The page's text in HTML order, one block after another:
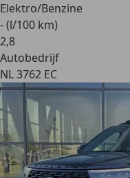
Elektro/Benzine
- (l/100 km)
2,8
Autobedrijf
NL 3762 EC